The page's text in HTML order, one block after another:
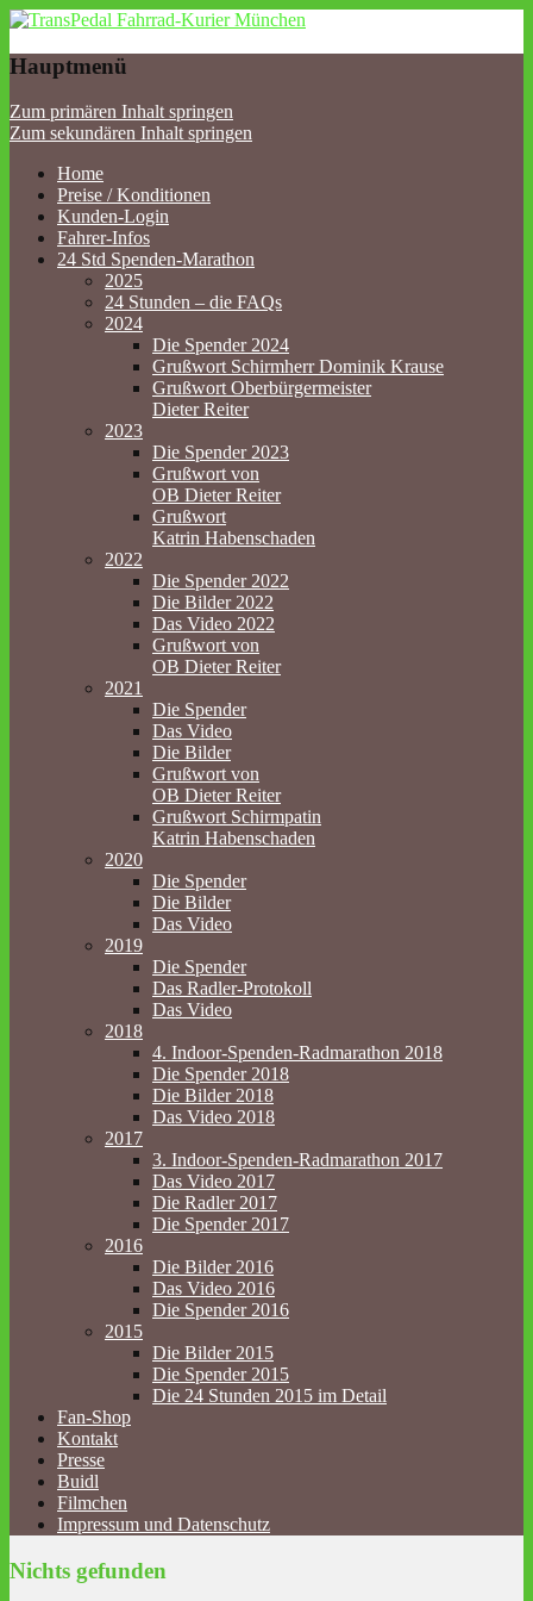
TransPedal Fahrrad-Kurier
München
Hauptmenü
Zum primären Inhalt springen
Zum sekundären Inhalt springen
Home
Preise / Konditionen
Kunden-Login
Fahrer-Infos
24 Std Spenden-Marathon
2025
24 Stunden – die FAQs
2024
Die Spender 2024
Grußwort Schirmherr Dominik Krause
Grußwort Oberbürgermeister
Dieter Reiter
2023
Die Spender 2023
Grußwort von
OB Dieter Reiter
Grußwort
Katrin Habenschaden
2022
Die Spender 2022
Die Bilder 2022
Das Video 2022
Grußwort von
OB Dieter Reiter
2021
Die Spender
Das Video
Die Bilder
Grußwort von
OB Dieter Reiter
Grußwort Schirmpatin
Katrin Habenschaden
2020
Die Spender
Die Bilder
Das Video
2019
Die Spender
Das Radler-Protokoll
Das Video
2018
4. Indoor-Spenden-Radmarathon 2018
Die Spender 2018
Die Bilder 2018
Das Video 2018
2017
3. Indoor-Spenden-Radmarathon 2017
Das Video 2017
Die Radler 2017
Die Spender 2017
2016
Die Bilder 2016
Das Video 2016
Die Spender 2016
2015
Die Bilder 2015
Die Spender 2015
Die 24 Stunden 2015 im Detail
Fan-Shop
Kontakt
Presse
Buidl
Filmchen
Impressum und Datenschutz
Nichts gefunden